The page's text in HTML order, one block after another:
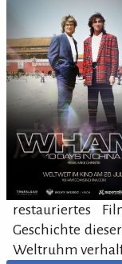
restauriertes
Geschichte
Weltruhm